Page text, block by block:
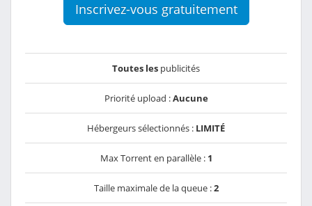
Inscrivez-vous gratuitement
Toutes les publicités
Priorité upload :Aucune
Hébergeurs sélectionnés : LIMITÉ
Max Torrent en parallèle : 1
Taille maximale de la queue :2